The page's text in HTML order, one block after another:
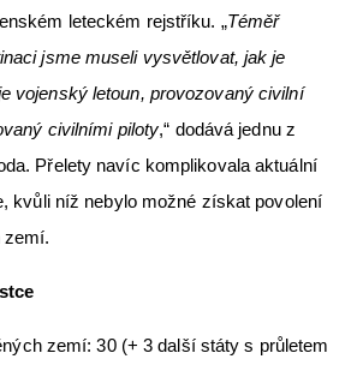
leteckém rejstříku. „Téměř
jsme museli vysvětlovat, jak je
vojenský letoun, provozovaný civilní
civilními piloty,“ dodává jednu z
Přelety navíc komplikovala aktuální
kvůli níž nebylo možné získat povolení
zemí.
zemí: 30 (+ 3 další státy s průletem